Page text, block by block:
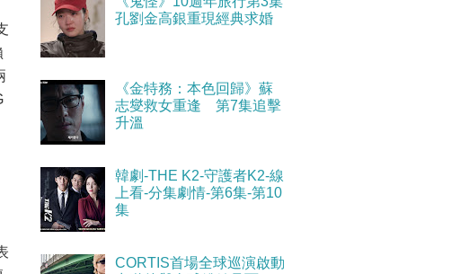
孔劉金高銀重現經典求婚
《金特務：本色回歸》蘇
志燮救女重逢 第7集追擊
升溫
韓劇-THE K2-守護者K2-線
上看-分集劇情-第6集-第10
集
CORTIS首場全球巡演啟動